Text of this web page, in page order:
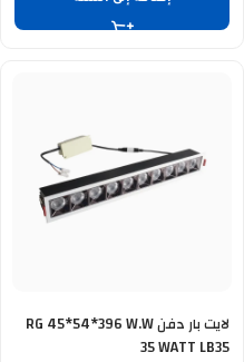
لايت بار دفن RG 45*54*396 W.W
35 WATT LB35